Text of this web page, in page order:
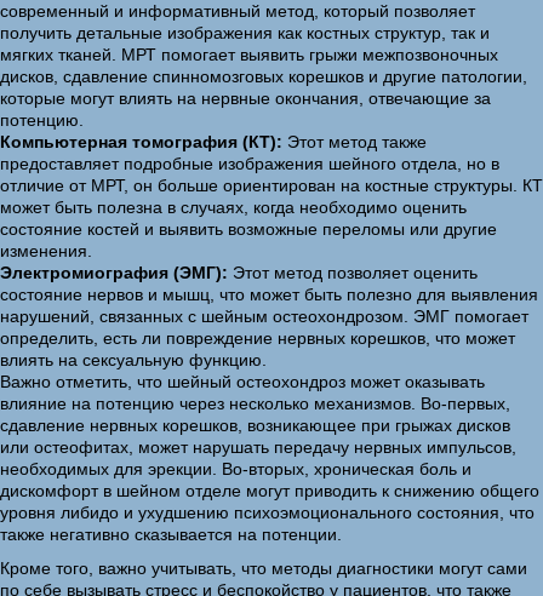
современный и информативный метод, который позволяет
получить детальные изображения как костных структур, так и
мягких тканей. МРТ помогает выявить грыжи межпозвоночных
дисков, сдавление спинномозговых корешков и другие патологии,
которые могут влиять на нервные окончания, отвечающие за
потенцию.
Компьютерная томография (КТ): Этот метод также
предоставляет подробные изображения шейного отдела, но в
отличие от МРТ, он больше ориентирован на костные структуры. КТ
может быть полезна в случаях, когда необходимо оценить
состояние костей и выявить возможные переломы или другие
изменения.
Электромиография (ЭМГ): Этот метод позволяет оценить
состояние нервов и мышц, что может быть полезно для выявления
нарушений, связанных с шейным остеохондрозом. ЭМГ помогает
определить, есть ли повреждение нервных корешков, что может
влиять на сексуальную функцию.
Важно отметить, что шейный остеохондроз может оказывать
влияние на потенцию через несколько механизмов. Во-первых,
сдавление нервных корешков, возникающее при грыжах дисков
или остеофитах, может нарушать передачу нервных импульсов,
необходимых для эрекции. Во-вторых, хроническая боль и
дискомфорт в шейном отделе могут приводить к снижению общего
уровня либидо и ухудшению психоэмоционального состояния, что
также негативно сказывается на потенции.
Кроме того, важно учитывать, что методы диагностики могут сами
по себе вызывать стресс и беспокойство у пациентов, что также